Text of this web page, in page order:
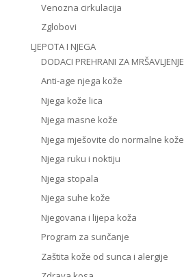
Venozna cirkulacija
Zglobovi
LJEPOTA I NJEGA
DODACI PREHRANI ZA MRŠAVLJENJE
Anti-age njega kože
Njega kože lica
Njega masne kože
Njega mješovite do normalne kože
Njega ruku i noktiju
Njega stopala
Njega suhe kože
Njegovana i lijepa koža
Program za sunčanje
Zaštita kože od sunca i alergije